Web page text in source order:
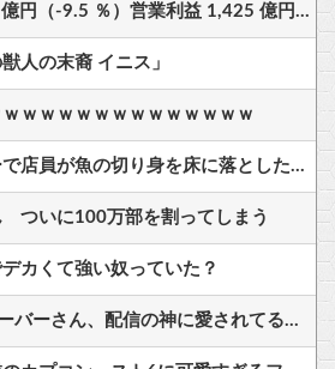
任天堂‥売上高5,178 億円（-9.5 ％）営業利益 1,425 億円（+150.5 %）
人の末裔 イニス」
ｗｗｗｗｗｗｗｗｗｗｗｗｗ
投稿者「あ！スーパーで店員が魚の切り身を床に落とした！」 母「見てなさい。あれ、売り場に並べるから」 → 中国ネット民ドン引き
ついに100万部を割ってしまう
カくて強い奴っていた？
アヒルの大人気Vチューバーさん、配信の神に愛されてるとしか思えない確率の偏りｗ